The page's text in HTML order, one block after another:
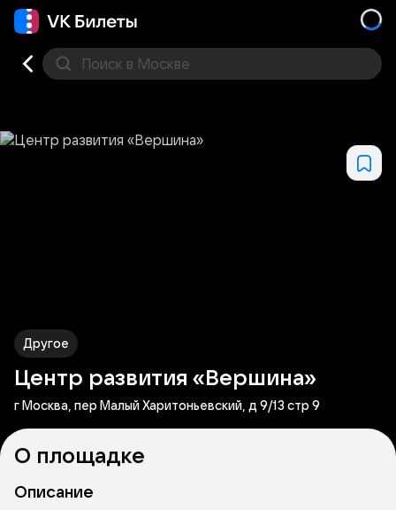
Поиск в Москве
Другое
Центр развития «Вершина»
г Москва, пер Малый Харитоньевский, д 9/13 стр 9
О площадке
Описание